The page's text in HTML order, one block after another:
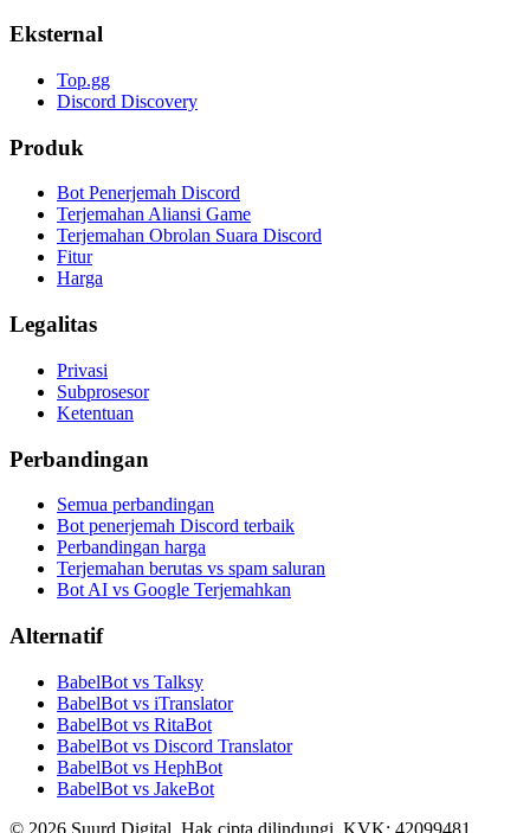
Eksternal
Top.gg
Discord Discovery
Produk
Bot Penerjemah Discord
Terjemahan Aliansi Game
Terjemahan Obrolan Suara Discord
Fitur
Harga
Legalitas
Privasi
Subprosesor
Ketentuan
Perbandingan
Semua perbandingan
Bot penerjemah Discord terbaik
Perbandingan harga
Terjemahan berutas vs spam saluran
Bot AI vs Google Terjemahkan
Alternatif
BabelBot vs Talksy
BabelBot vs iTranslator
BabelBot vs RitaBot
BabelBot vs Discord Translator
BabelBot vs HephBot
BabelBot vs JakeBot
© 2026 Suurd Digital Hak cipta dilindungi. KVK: 42099481